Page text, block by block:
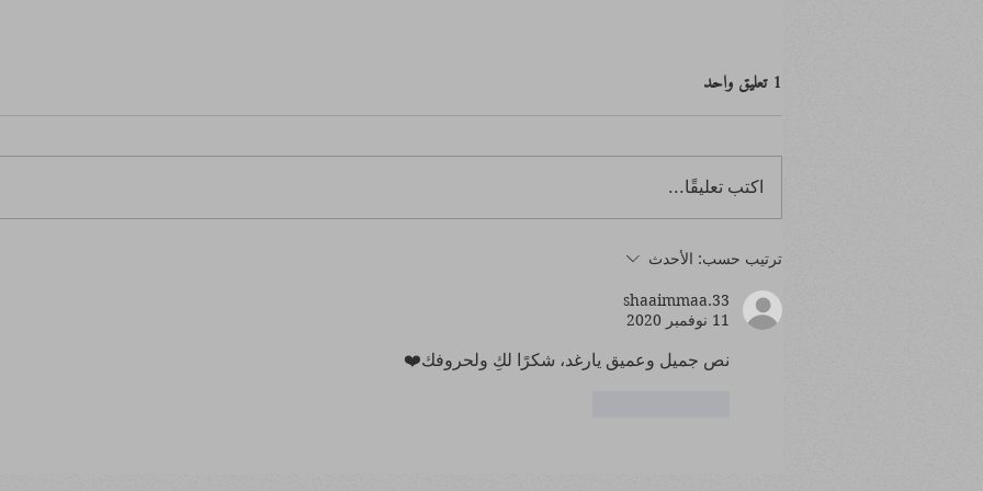
ابتدأ بصفر.. وانتهى بالصفر
مشاعر من
1 تعليق واحد
اكتب تعليقًا...
ترتيب حسب: الأحدث
shaaimmaa.33
11 نوفمبر 2020
نص جميل وعميق يارغد، شكرًا لكِ ولحروفك❤️